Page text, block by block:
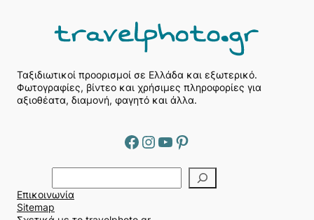
Ταξιδιωτικοί προορισμοί σε Ελλάδα και εξωτερικό.
Φωτογραφίες, βίντεο και χρήσιμες πληροφορίες για
αξιοθέατα, διαμονή, φαγητό και άλλα.
Facebook Instagram YouTube Pinterest
ν
α
Επικοινωνία
Sitemap